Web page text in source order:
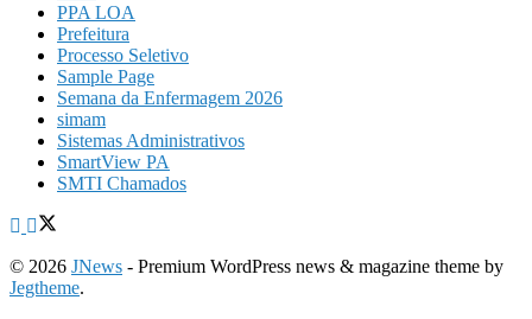
PPA LOA
Prefeitura
Processo Seletivo
Sample Page
Semana da Enfermagem 2026
simam
Sistemas Administrativos
SmartView PA
SMTI Chamados
© 2026 JNews - Premium WordPress news & magazine theme by
Jegtheme.